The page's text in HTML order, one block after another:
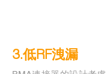
3.低RF洩漏